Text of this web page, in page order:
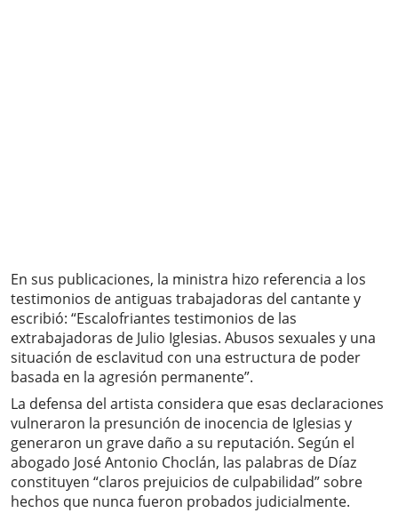
En sus publicaciones, la ministra hizo referencia a los
testimonios de antiguas trabajadoras del cantante y
escribió: “Escalofriantes testimonios de las
extrabajadoras de Julio Iglesias. Abusos sexuales y una
situación de esclavitud con una estructura de poder
basada en la agresión permanente”.
La defensa del artista considera que esas declaraciones
vulneraron la presunción de inocencia de Iglesias y
generaron un grave daño a su reputación. Según el
abogado José Antonio Choclán, las palabras de Díaz
constituyen “claros prejuicios de culpabilidad” sobre
hechos que nunca fueron probados judicialmente.